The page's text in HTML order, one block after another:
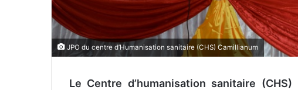
JPO du centre d’Humanisation sanitaire (CHS) Camillianum
Le Centre d’humanisation sanitaire